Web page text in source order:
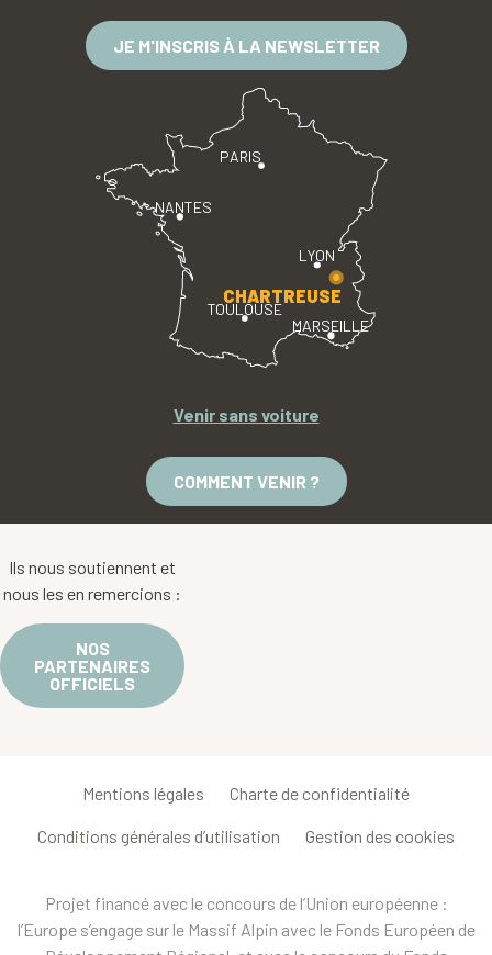
JE M'INSCRIS À LA NEWSLETTER
PARIS
LYON
TOULOUSE
MARSEILLE
NANTES
CHARTREUSE
Venir sans voiture
COMMENT VENIR ?
Ils nous soutiennent et
nous les en remercions :
NOS
PARTENAIRES
OFFICIELS
Mentions légales Charte de confidentialité
Conditions générales d’utilisation Gestion des cookies
Projet financé avec le concours de l’Union européenne :
l’Europe s’engage sur le Massif Alpin avec le Fonds Européen de